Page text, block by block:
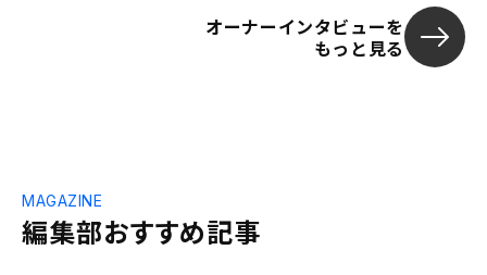
オーナーインタビューを
もっと見る
編集部おすすめ記事
MAGAZINE